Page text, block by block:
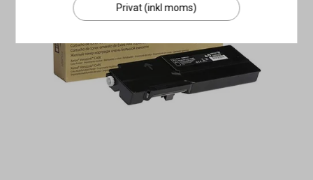
Privat (inkl moms)